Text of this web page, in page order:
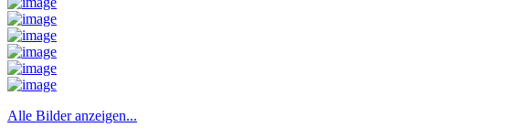
Alle Bilder anzeigen...